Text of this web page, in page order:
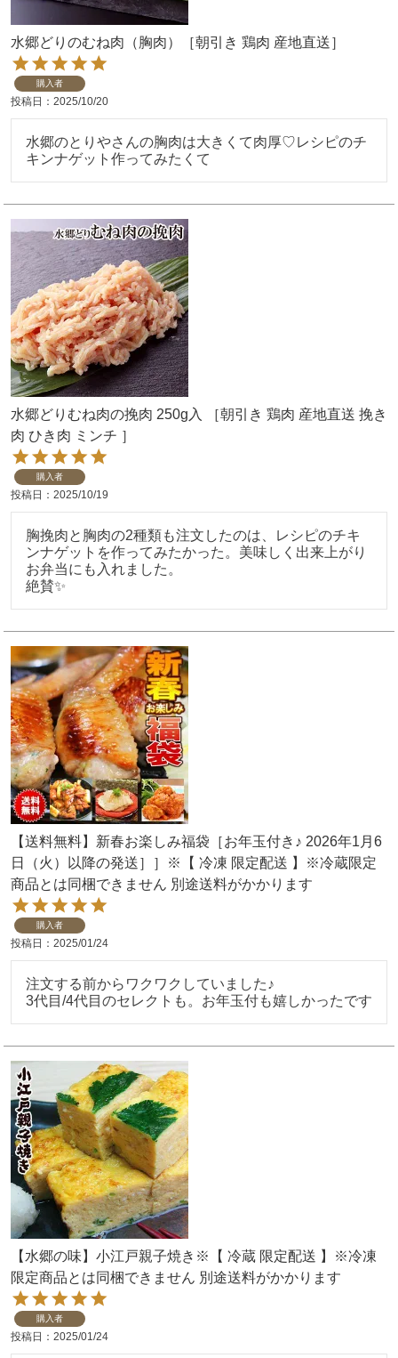
水郷どりのむね肉（胸肉）［朝引き 鶏肉 産地直送］
購入者
投稿日 2025/10/20
水郷のとりやさんの胸肉は大きくて肉厚♡レシピのチ
キンナゲット作ってみたくて
水郷どりむね肉の挽肉 250g入 ［朝引き 鶏肉 産地直送 挽き
肉 ひき肉 ミンチ ］
購入者
投稿日 2025/10/19
胸挽肉と胸肉の2種類も注文したのは、レシピのチキ
ンナゲットを作ってみたかった。美味しく出来上がり
お弁当にも入れました。
絶賛✨
【送料無料】新春お楽しみ福袋［お年玉付き♪ 2026年1月6
日（火）以降の発送］］※【 冷凍 限定配送 】※冷蔵限定
商品とは同梱できません 別途送料がかかります
購入者
投稿日 2025/01/24
注文する前からワクワクしていました♪
3代目/4代目のセレクトも。お年玉付も嬉しかったです
【水郷の味】小江戸親子焼き※【 冷蔵 限定配送 】※冷凍
限定商品とは同梱できません 別途送料がかかります
購入者
投稿日 2025/01/24